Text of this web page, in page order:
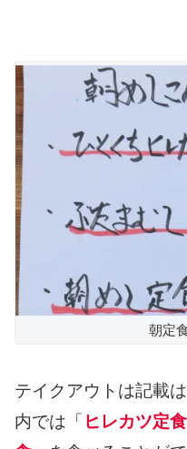
朝定
テイクアウトは記載
内では「 ヒレカツ定